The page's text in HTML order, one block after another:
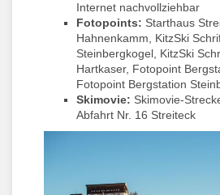
Internet nachvollziehbar
Fotopoints: Starthaus
Hahnenkamm, KitzSki
Steinbergkogel, KitzSki
Hartkaser, Fotopoint
Fotopoint Bergstation
Skimovie: Skimovie-
Abfahrt Nr. 16 Streiteck